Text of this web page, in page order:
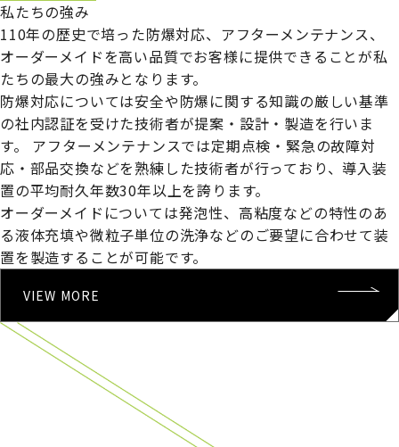
私たちの強み
110年の歴史で培った防爆対応、アフターメンテナンス、
オーダーメイドを高い品質でお客様に提供できることが私
たちの最大の強みとなります。
防爆対応については安全や防爆に関する知識の厳しい基準
の社内認証を受けた技術者が提案・設計・製造を行いま
す。
アフターメンテナンスでは定期点検・緊急の故障対
応・部品交換などを熟練した技術者が行っており、導入装
置の平均耐久年数30年以上を誇ります。
オーダーメイドについては発泡性、高粘度などの特性のあ
る液体充填や微粒子単位の洗浄などのご要望に合わせて装
置を製造することが可能です。
VIEW MORE